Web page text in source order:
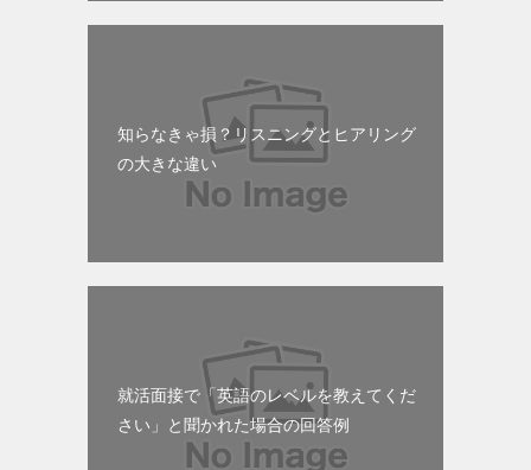
知らなきゃ損？リスニングとヒアリング
の大きな違い
就活面接で「英語のレベルを教えてくだ
さい」と聞かれた場合の回答例